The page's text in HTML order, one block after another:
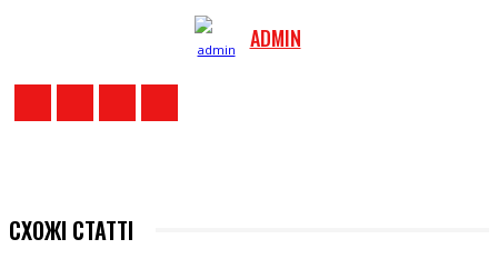
ADMIN
СХОЖІ СТАТТІ